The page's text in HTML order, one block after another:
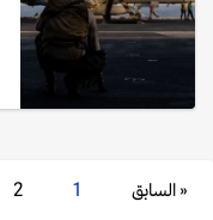
« السابق 1
2